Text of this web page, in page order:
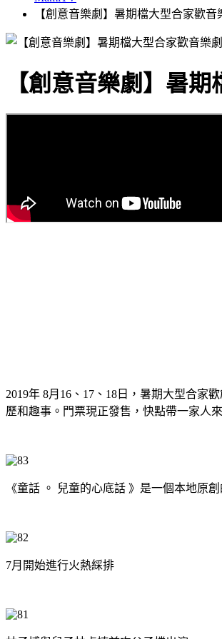
【創意音樂劇】暑期檔大型合家歡音
【創意音樂劇】暑
2019年 8月 16 、 17 、 18日，暑期大型合家
歷和趣事。門票現正發售，快點帶一家人來
《童話 。 兒童的心底話 》是一個本地原
7月開始進行火熱綵排